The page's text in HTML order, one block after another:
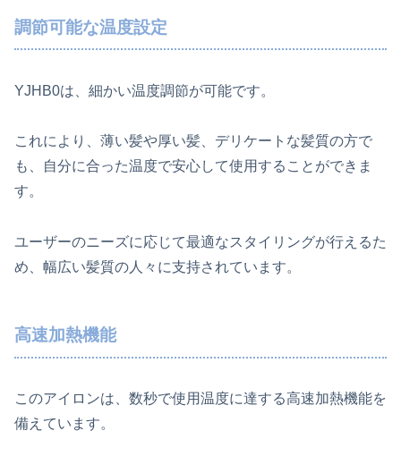
調節可能な温度設定
YJHB0は、細かい温度調節が可能です。
これにより、薄い髪や厚い髪、デリケートな髪質の方で
も、自分に合った温度で安心して使用することができま
す。
ユーザーのニーズに応じて最適なスタイリングが行えるた
め、幅広い髪質の人々に支持されています。
高速加熱機能
このアイロンは、数秒で使用温度に達する高速加熱機能を
備えています。